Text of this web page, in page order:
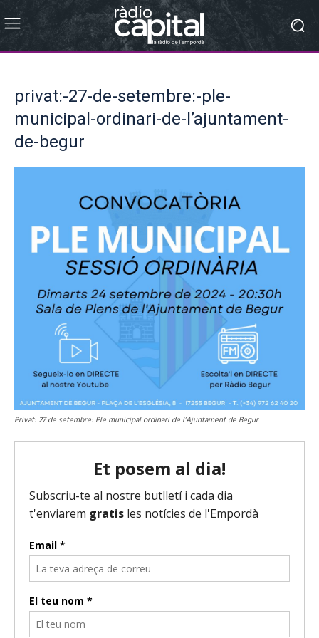
privat:-27-de-setembre:-ple-
municipal-ordinari-de-l’ajuntament-
de-begur
Privat: 27 de setembre: Ple municipal ordinari de l’Ajuntament de Begur